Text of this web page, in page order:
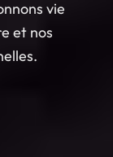
vie
et nos